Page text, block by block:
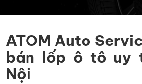
ATOM Auto
bán lốp ô tô uy
Nội